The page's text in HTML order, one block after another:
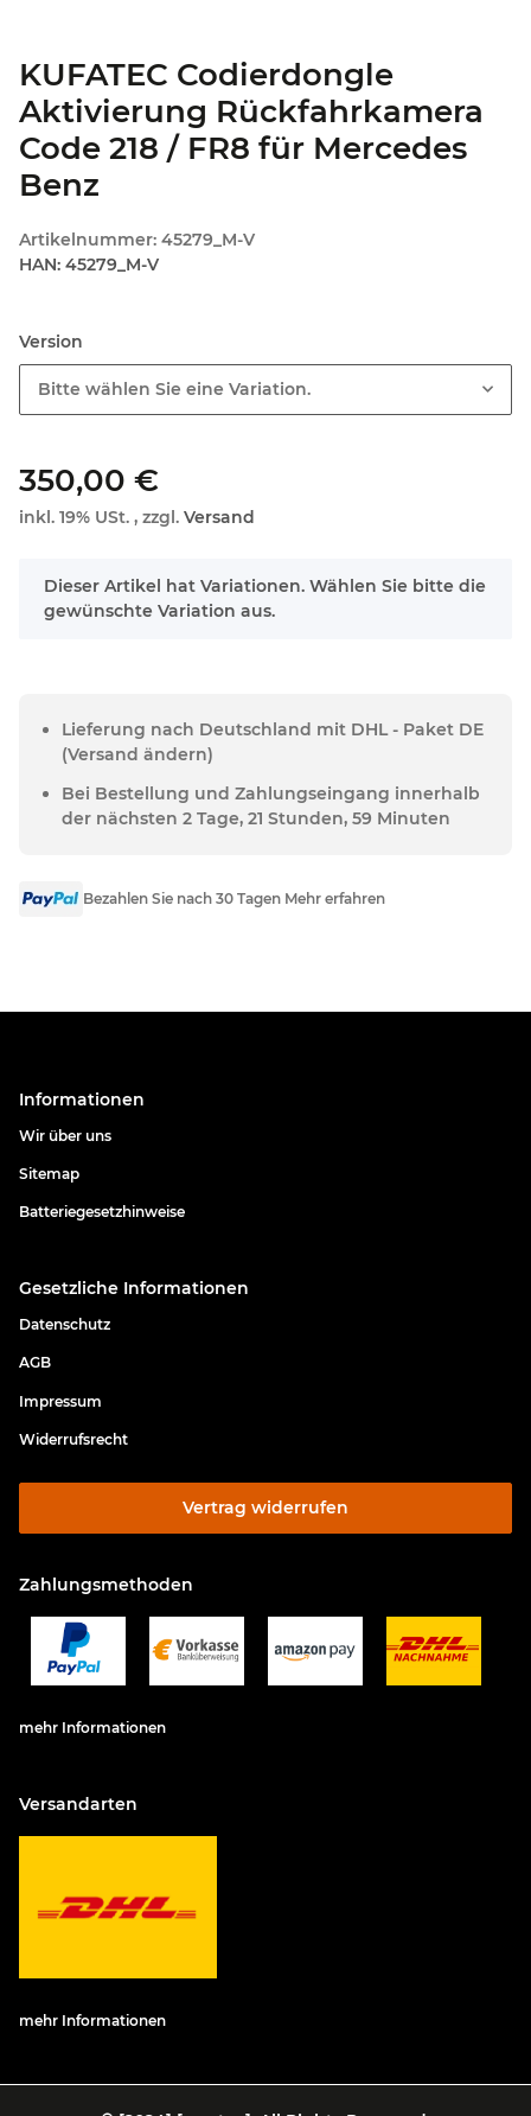
KUFATEC Codierdongle
Aktivierung Rückfahrkamera
Code 218 / FR8 für Mercedes
Benz
Artikelnummer: 45279_M-V
HAN: 45279_M-V
Version
Bitte wählen Sie eine Variation.
350,00 €
inkl. 19% USt. , zzgl. Versand
x
Dieser Artikel hat Variationen. Wählen Sie bitte die
gewünschte Variation aus.
Lieferung nach Deutschland mit DHL - Paket DE
(Versand ändern)
Bei Bestellung und Zahlungseingang innerhalb
der nächsten 2 Tage, 21 Stunden, 59 Minuten
Bezahlen Sie nach 30 Tagen Mehr erfahren
Informationen
Wir über uns
Sitemap
Batteriegesetzhinweise
Gesetzliche Informationen
Datenschutz
AGB
Impressum
Widerrufsrecht
Vertrag widerrufen
Zahlungsmethoden
mehr Informationen
Versandarten
mehr Informationen